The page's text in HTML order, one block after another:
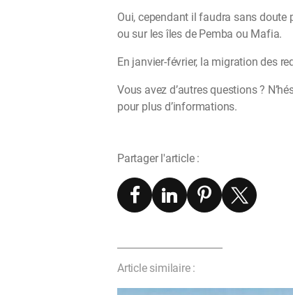
Oui, cependant il faudra sans doute
ou sur les îles de Pemba ou Mafia.
En janvier-février, la migration des
Vous avez d’autres questions ?
pour plus d’informations.
Partager l'article :
Article similaire :